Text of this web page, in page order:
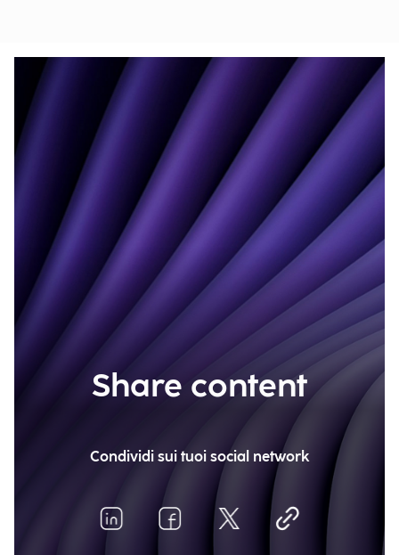
Share content
Condividi sui tuoi social network